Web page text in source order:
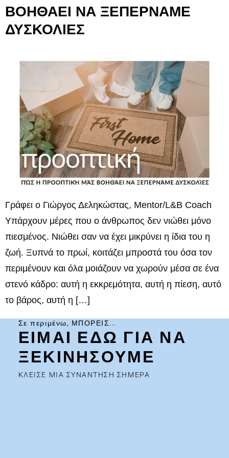
ΒΟΗΘΑΕΙ ΝΑ ΞΕΠΕΡΝΑΜΕ
ΔΥΣΚΟΛΙΕΣ
Γράφει ο Γιώργος Δεληκώστας, Mentor/L&B Coach
Υπάρχουν μέρες που ο άνθρωπος δεν νιώθει μόνο
πιεσμένος. Νιώθει σαν να έχει μικρύνει η ίδια του η
ζωή. Ξυπνά το πρωί, κοιτάζει μπροστά του όσα τον
περιμένουν και όλα μοιάζουν να χωρούν μέσα σε ένα
στενό κάδρο: αυτή η εκκρεμότητα, αυτή η πίεση, αυτό
το βάρος, αυτή η […]
Σε περιμένω, ΜΠΟΡΕΙΣ...
ΕΙΜΑΙ ΕΔΩ ΓΙΑ ΝΑ
ΞΕΚΙΝΗΣΟΥΜΕ
ΚΛΕΙΣΕ ΜΙΑ ΣΥΝΑΝΤΗΣΗ ΣΗΜΕΡΑ